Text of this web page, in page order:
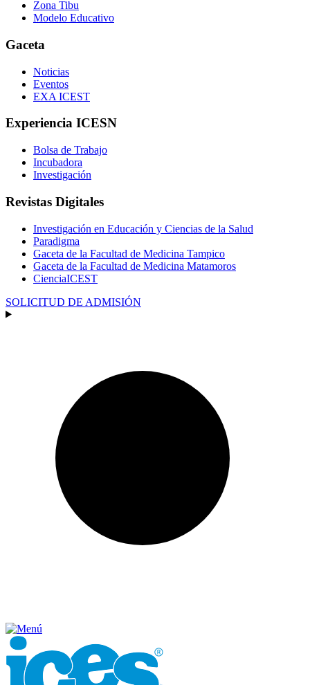
Zona Tibu
Modelo Educativo
Gaceta
Noticias
Eventos
EXA ICEST
Experiencia ICESN
Bolsa de Trabajo
Incubadora
Investigación
Revistas Digitales
Investigación en Educación y Ciencias de la Salud
Paradigma
Gaceta de la Facultad de Medicina Tampico
Gaceta de la Facultad de Medicina Matamoros
CienciaICEST
SOLICITUD DE ADMISIÓN